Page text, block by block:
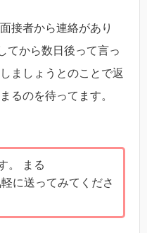
接者から連絡があり
てから数日後って言っ
ましょうとのことで返
るのを待ってます。
。 まる
に送ってみてくださ